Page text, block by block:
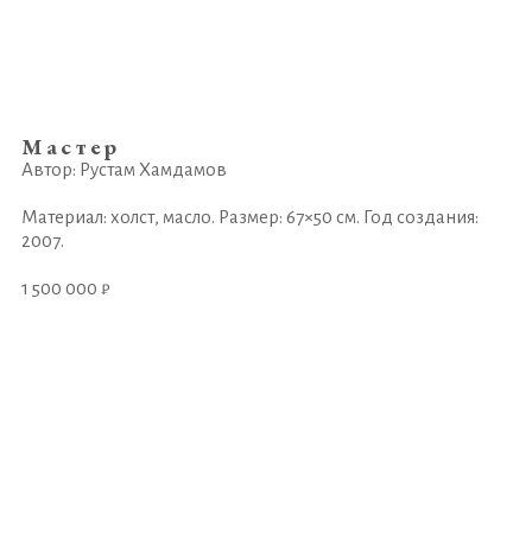
Мастер
Автор: Рустам Хамдамов
Материал: холст, масло. Размер: 67×50 см. Год создания:
2007.
1 500 000 ₽